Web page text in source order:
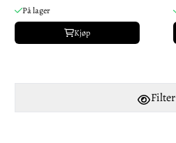
På lager
Kjøp
Filter